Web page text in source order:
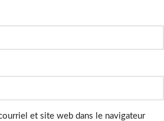
et site web dans le navigateur